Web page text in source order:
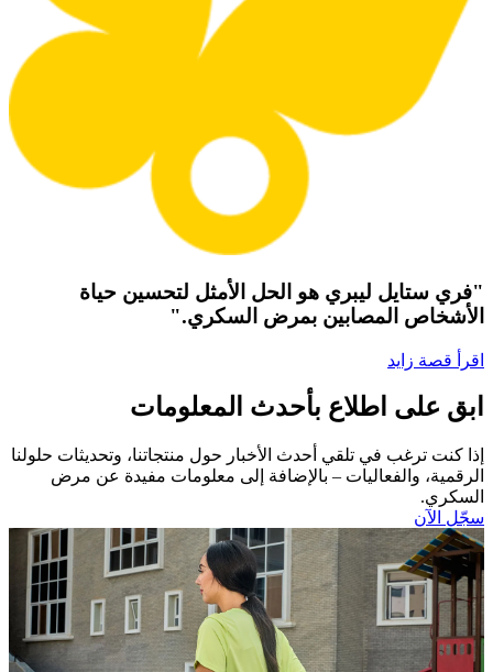
"فري ستايل ليبري هو الحل الأمثل لتحسين حياة
الأشخاص المصابين بمرض السكري."
اقرأ قصة زايد
ابق على اطلاع بأحدث المعلومات
إذا كنت ترغب في تلقي أحدث الأخبار حول منتجاتنا، وتحديثات حلولنا
الرقمية، والفعاليات – بالإضافة إلى معلومات مفيدة عن مرض
السكري.​
سجّل الآن​